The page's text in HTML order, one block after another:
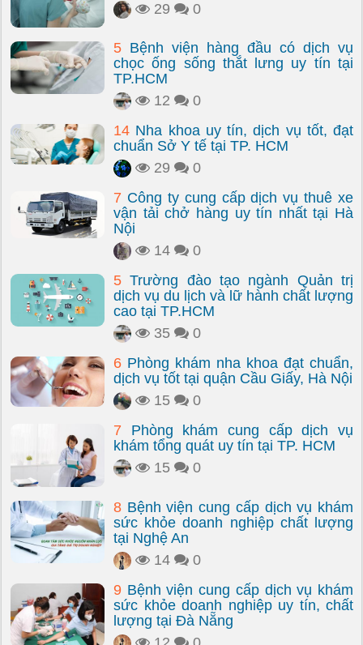
29
0
5 Bệnh viện hàng đầu có dịch vụ
chọc ống sống thắt lưng uy tín tại
TP.HCM
12
0
14 Nha khoa uy tín, dịch vụ tốt, đạt
chuẩn Sở Y tế tại TP. HCM
29
0
7 Công ty cung cấp dịch vụ thuê xe
vận tải chở hàng uy tín nhất tại Hà
Nội
14
0
5 Trường đào tạo ngành Quản trị
dịch vụ du lịch và lữ hành chất lượng
cao tại TP.HCM
35
0
6 Phòng khám nha khoa đạt chuẩn,
dịch vụ tốt tại quận Cầu Giấy, Hà Nội
15
0
7 Phòng khám cung cấp dịch vụ
khám tổng quát uy tín tại TP. HCM
15
0
8 Bệnh viện cung cấp dịch vụ khám
sức khỏe doanh nghiệp chất lượng
tại Nghệ An
14
0
9 Bệnh viện cung cấp dịch vụ khám
sức khỏe doanh nghiệp uy tín, chất
lượng tại Đà Nẵng